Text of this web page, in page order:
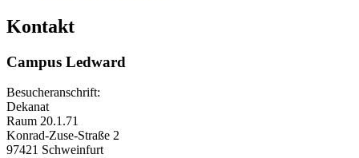
Kontakt
Campus Ledward
Besucheranschrift:
Dekanat
Raum 20.1.71
Konrad-Zuse-Straße 2
97421 Schweinfurt